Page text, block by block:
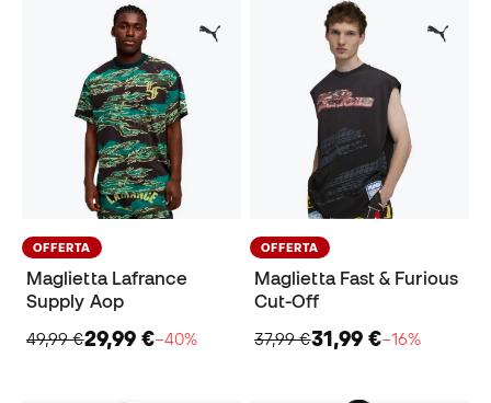
OFFERTA
Maglietta Lafrance
Supply Aop
49,99 €29,99 €−40%
OFFERTA
Maglietta Fast & Furious
Cut-Off
37,99 €31,99 €−16%